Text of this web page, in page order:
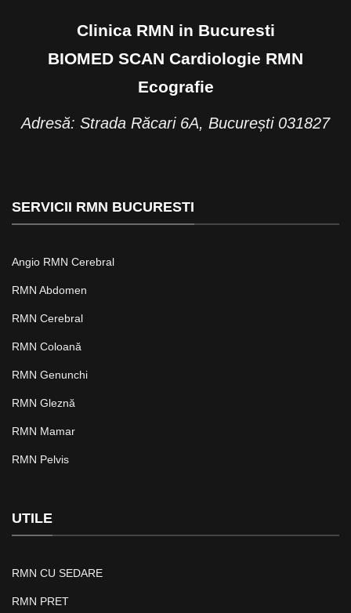
Clinica RMN in Bucuresti
BIOMED SCAN Cardiologie RMN
Ecografie
Adresă: Strada Răcari 6A, București 031827
SERVICII RMN BUCURESTI
Angio RMN Cerebral
RMN Abdomen
RMN Cerebral
RMN Coloană
RMN Genunchi
RMN Gleznă
RMN Mamar
RMN Pelvis
UTILE
RMN CU SEDARE
RMN PRET